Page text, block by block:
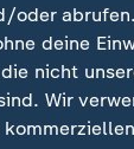
ist
die
oder
deine
nicht
Wir